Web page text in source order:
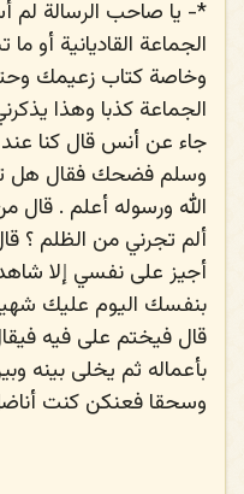
*- يا صاحب الرسالة
الجماعة القاديانية أو
وخاصة كتاب زعيمك
الجماعة كذبا وهذا
جاء عن أنس قال كنا
وسلم فضحك فقال هل
الله ورسوله أعلم . قال
ألم تجرني من الظلم ؟
أجيز على نفسي إلا
بنفسك اليوم عليك
قال فيختم على فيه
بأعماله ثم يخلى بينه
وسحقا فعنكن كنت